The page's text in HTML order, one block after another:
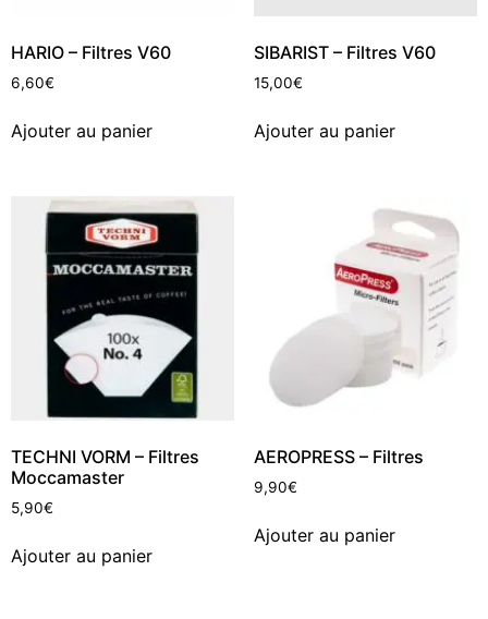
HARIO – Filtres V60
6,60€
Ajouter au panier
SIBARIST – Filtres V60
15,00€
Ajouter au panier
TECHNI VORM – Filtres
Moccamaster
5,90€
Ajouter au panier
AEROPRESS – Filtres
9,90€
Ajouter au panier